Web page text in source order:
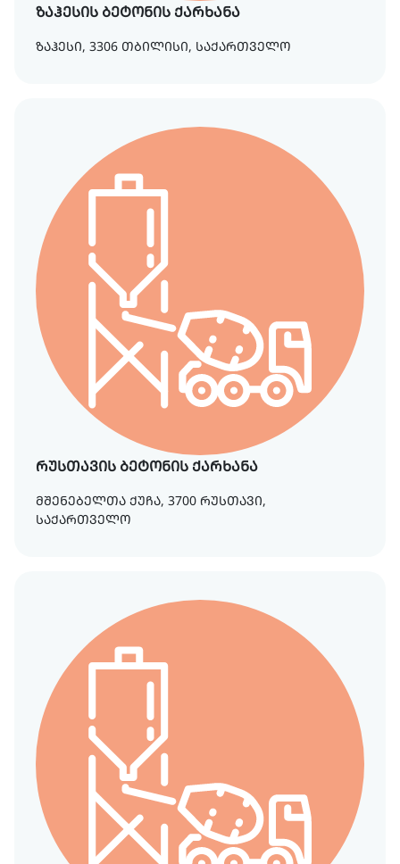
ზაჰესის ბეტონის ქარხანა
ზაჰესი, 3306 თბილისი, საქართველო
რუსთავის ბეტონის ქარხანა
მშენებელთა ქუჩა, 3700 რუსთავი,
საქართველო